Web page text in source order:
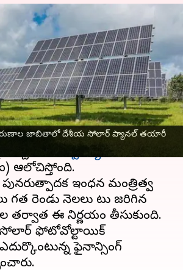
రుణాల జాబితాలో దేశీయ సోలార్ ప్యానల్ తయారీ
రంగ రుణాల
సోలార్ ప్యానల్
2023 06:18 pm
గ్రహీతల జాబితాలో సోలార్ ప్యానెల్
చేర్చాలనిరిజర్వ్ బ్యాంక్ ఆఫ్
ఆలోచిస్తోంది.
పునరుత్పాదక ఇంధన మంత్రిత్వ
రెండు నెలలు పాటు జరిగిన
తర్వాత ఈ నిర్ణయం తీసుకుంది.
ఫోటోవోల్టాయిక్
ఫైనాన్సింగ్